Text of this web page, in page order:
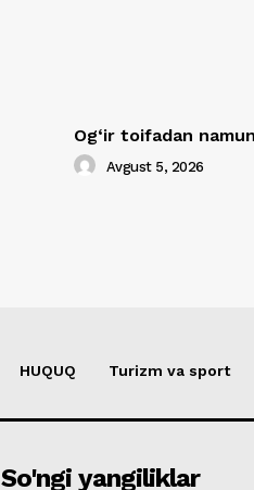
Og‘ir toifadan
Avgust 5, 2026
HUQUQ Turizm va sport
So'ngi yangiliklar